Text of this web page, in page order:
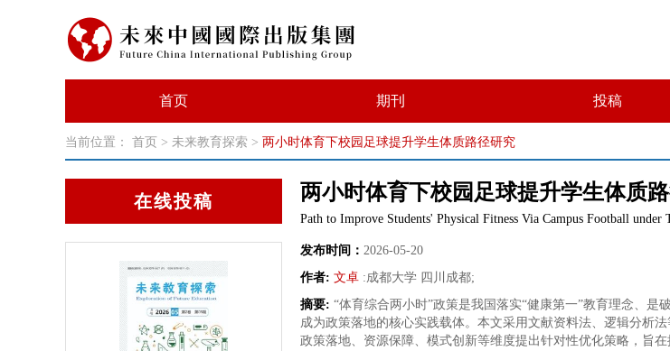
首页 期刊 投稿
当前位置： 首页 > 未来教育探索 > 两小时体育下校园足球提升学生体质路径研究
在线投稿 两小时体育下校园足球提升学生体质
Path to Improve Students' Physical Fitness Via Campus Football under
发布时间： 2026-05-20
作者: 文卓 :成都大学 四川成都;
摘要: “体育综合两小时”政策是我国落实“健康第一”教育理念、
成为政策落地的核心实践载体。本文采用文献资料法、逻辑分析
政策落地、资源保障、模式创新等维度提出针对性优化策略，旨